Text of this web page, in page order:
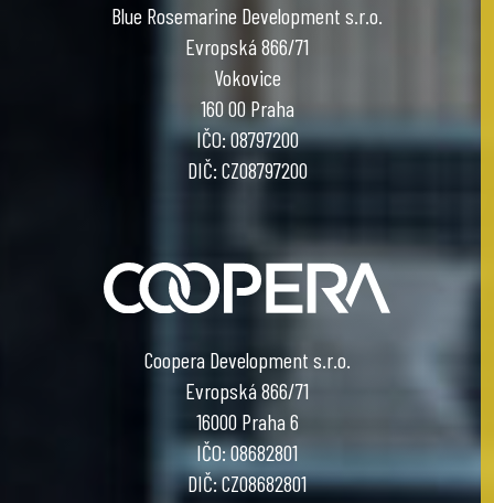
Blue Rosemarine Development s.r.o.
Evropská 866/71
Vokovice
160 00 Praha
IČO: 08797200
DIČ: CZ08797200
Coopera Development s.r.o.
Evropská 866/71
16000 Praha 6
IČO: 08682801
DIČ: CZ08682801